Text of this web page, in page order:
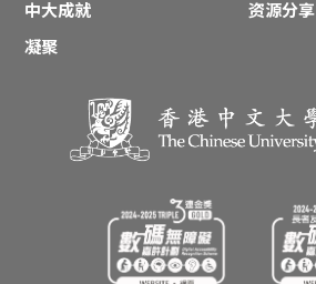
中大成就
资源分享
凝聚